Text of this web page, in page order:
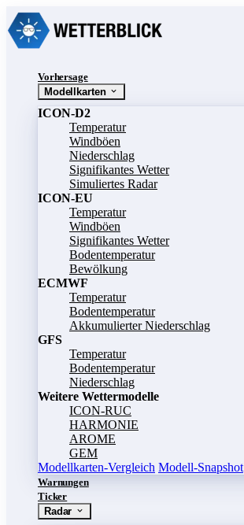
Vorhersage
Modellkarten
ICON-D2
Temperatur
Windböen
Niederschlag
Signifikantes Wetter
Simuliertes Radar
ICON-EU
Temperatur
Windböen
Signifikantes Wetter
Bodentemperatur
Bewölkung
ECMWF
Temperatur
Bodentemperatur
Akkumulierter Niederschlag
GFS
Temperatur
Bodentemperatur
Niederschlag
Weitere Wettermodelle
ICON-RUC
HARMONIE
AROME
GEM
Modellkarten-Vergleich Modell-Snapshot
Warnungen
Ticker
Radar